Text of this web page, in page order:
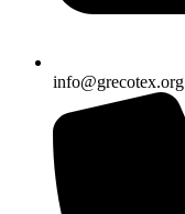
info@grecotex.org